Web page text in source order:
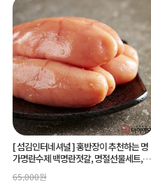
[ 섬김인터네셔널 ]홍반장이 추천하는 명
가명란수제 백명란젓갈, 명절선물세트,공
65,000원